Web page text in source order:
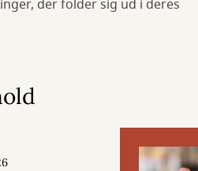
der folder sig ud i deres